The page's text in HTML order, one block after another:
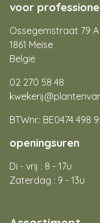
voor
Ossegemstraat 79 A
1861 Meise
België
02 270 58 48
BTWnr.: BE0474 498
openingsuren
Di - vrij : 8 - 17u
Zaterdag : 9 - 13u